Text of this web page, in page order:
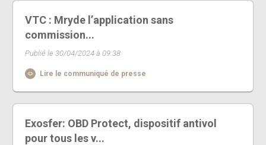
VTC : Mryde l’application sans
commission...
Publié le 30/04/2024 à 09:38
Lire le communiqué de presse
Exosfer: OBD Protect, dispositif antivol
pour tous les v...